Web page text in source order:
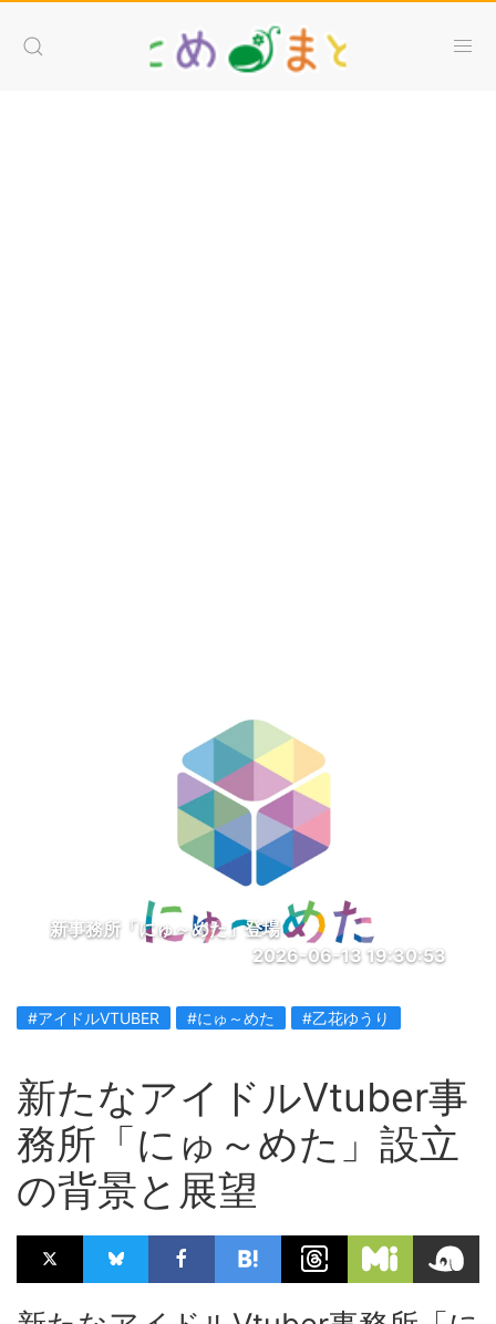
新事務所「にゅ～めた」登場
2026-06-13 19:30:53
#アイドルVTUBER #にゅ～めた #乙花ゆうり
新たなアイドルVtuber事
務所「にゅ～めた」設立
の背景と展望